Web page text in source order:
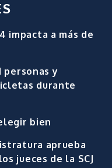
impacta a más de
personas y
durante
bien
aprueba
jueces de la SCJ